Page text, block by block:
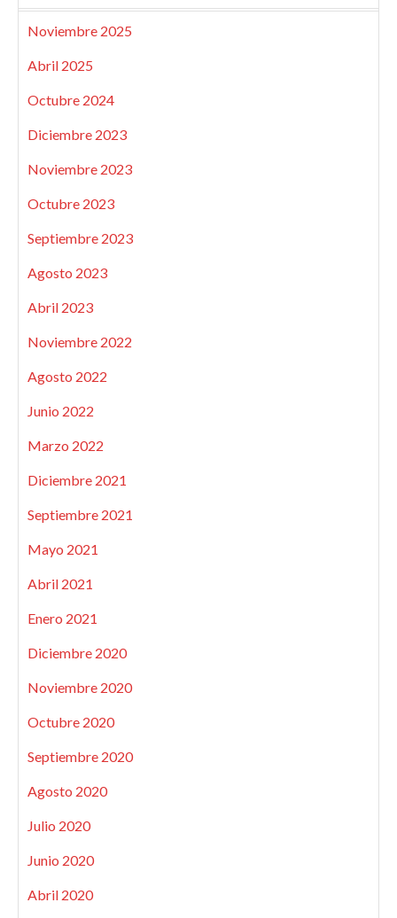
Noviembre 2025
Abril 2025
Octubre 2024
Diciembre 2023
Noviembre 2023
Octubre 2023
Septiembre 2023
Agosto 2023
Abril 2023
Noviembre 2022
Agosto 2022
Junio 2022
Marzo 2022
Diciembre 2021
Septiembre 2021
Mayo 2021
Abril 2021
Enero 2021
Diciembre 2020
Noviembre 2020
Octubre 2020
Septiembre 2020
Agosto 2020
Julio 2020
Junio 2020
Abril 2020